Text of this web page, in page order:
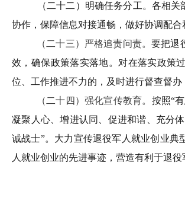
（二十二）明确任务分工。 各相关
协作，保障信息对接通畅，做好协调配
（二十三）严格追责问责。要把退
效，确保政策落实落地。对在落实政策
位、工作推进不力的，及时进行督查督
（二十四）强化宣传教育。 按照“
凝聚人心、增进认同、促进和谐、充分
诚战士”。大力宣传退役军人就业创业典
人就业创业的先进事迹，营造有利于退